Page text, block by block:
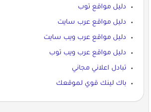
دليل مواقع توب
دليل مواقع عرب سايت
دليل مواقع عرب ويب سايت
دليل مواقع عرب ويب توب
تبادل اعلاني مجاني
باك لينك قوي لموقعك